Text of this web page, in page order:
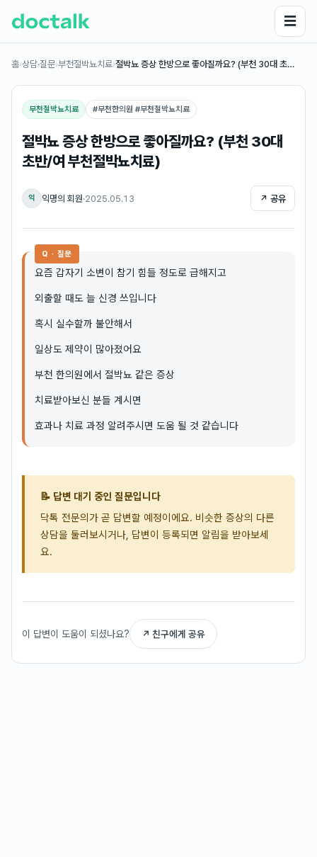
☰
홈›상담·질문›부천절박뇨치료›절박뇨 증상 한방으로 좋아질까요? (부천 30대 초…
부천절박뇨치료 #부천한의원 #부천절박뇨치료
절박뇨 증상 한방으로 좋아질까요? (부천 30대
초반/여 부천절박뇨치료)
익 익명의 회원·2025.05.13 ↗ 공유
Q · 질문
요즘 갑자기 소변이 참기 힘들 정도로 급해지고
외출할 때도 늘 신경 쓰입니다
혹시 실수할까 불안해서
일상도 제약이 많아졌어요
부천 한의원에서 절박뇨 같은 증상
치료받아보신 분들 계시면
효과나 치료 과정 알려주시면 도움 될 것 같습니다
📝 답변 대기 중인 질문입니다
닥톡 전문의가 곧 답변할 예정이에요. 비슷한 증상의 다른
상담을 둘러보시거나, 답변이 등록되면 알림을 받아보세
요.
이 답변이 도움이 되셨나요? ↗ 친구에게 공유